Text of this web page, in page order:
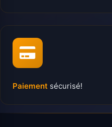
Paiement sécurisé!